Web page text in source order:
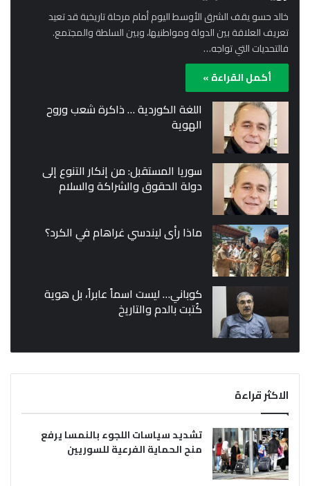
خالد حسو يقف الشرق الأوسط اليوم أمام مرحلة تاريخية قد تعيد
تعريف العلاقة بين الدولة ومواطنيها، وبين السلطة والمجتمع.
فالتحديات التي تواجه…
أكمل القراءة »
اللغة الكوردية … ذاكرة شعب وروح
الهوية
سوريا المستقبل: من إنكار التنوع إلى
دولة الحقوق والشراكة والسلام
ماذا رأى ليندسي غراهام في الكرد؟
كوباني… ليست اسماً عابراً، بل هوية
كُتبت بالدم والتاريخ
الاكثر قراءة
تشديد سياسات اللجوء بالنمسا يرفع
منح الحماية الفرعية للسوريين